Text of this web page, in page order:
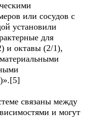
или сосудов с
установили
для
и октавы (2/1),
связаны между
и могут